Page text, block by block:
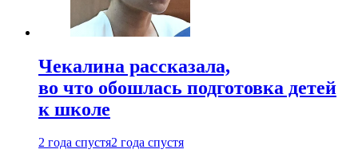
Чекалина рассказала,
во что обошлась подготовка детей
к школе
2 года спустя2 года спустя